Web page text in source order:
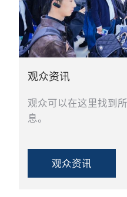
观众资讯
观众可以在这里找到
息。
观众资讯